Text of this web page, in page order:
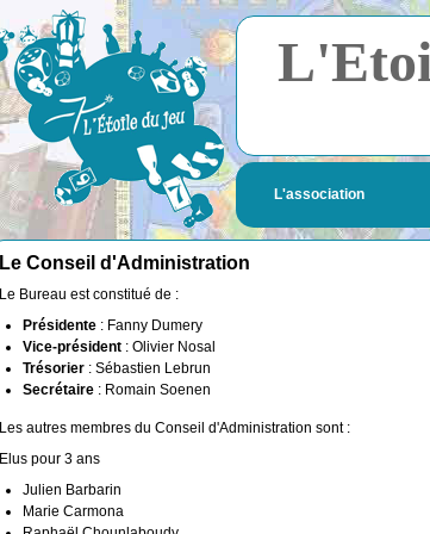
L'association
Le Conseil d'Administration
Le Bureau est constitué de :
Présidente : Fanny Dumery
Vice-président : Olivier Nosal
Trésorier : Sébastien Lebrun
Secrétaire : Romain Soenen
Les autres membres du Conseil d'Administration sont :
Elus pour 3 ans
Julien Barbarin
Marie Carmona